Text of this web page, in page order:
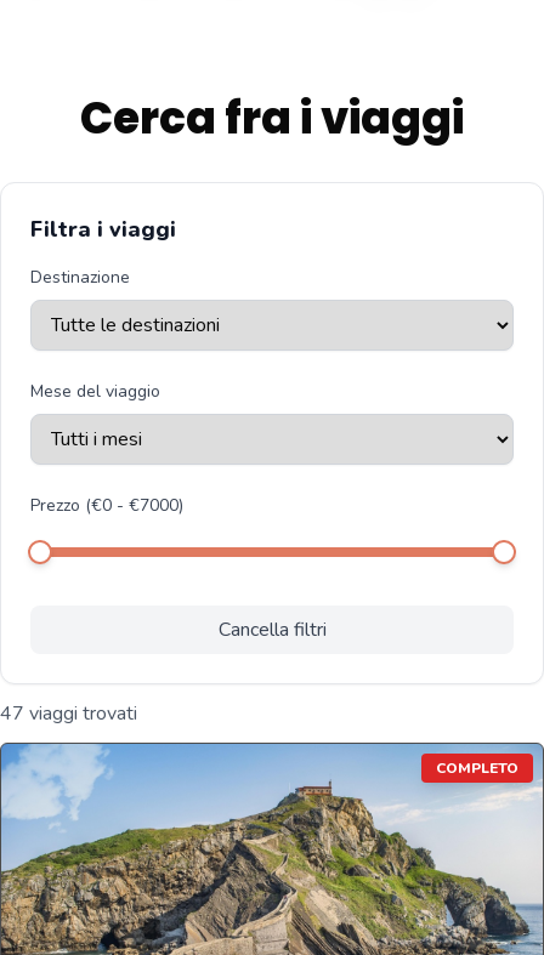
Cerca fra i viaggi
Filtra i viaggi
Destinazione
Mese del viaggio
Prezzo (€0 - €7000)
Cancella filtri
47 viaggi trovati
COMPLETO